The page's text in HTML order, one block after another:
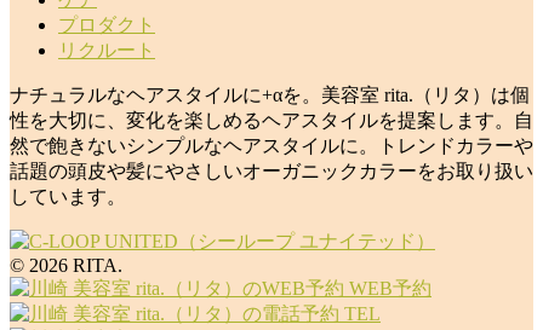
プロダクト
リクルート
ナチュラルなヘアスタイルに+αを。美容室 rita.（リタ）は個
性を大切に、変化を楽しめるヘアスタイルを提案します。自
然で飽きないシンプルなヘアスタイルに。トレンドカラーや
話題の頭皮や髪にやさしいオーガニックカラーをお取り扱い
しています。
© 2026 RITA.
WEB予約
TEL